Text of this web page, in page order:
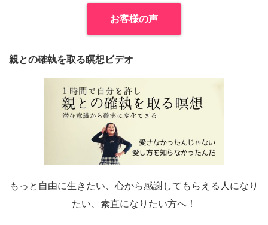
お客様の声
親との確執を取る瞑想ビデオ
もっと自由に生きたい、心から感謝してもらえる人になり
たい、素直になりたい方へ！